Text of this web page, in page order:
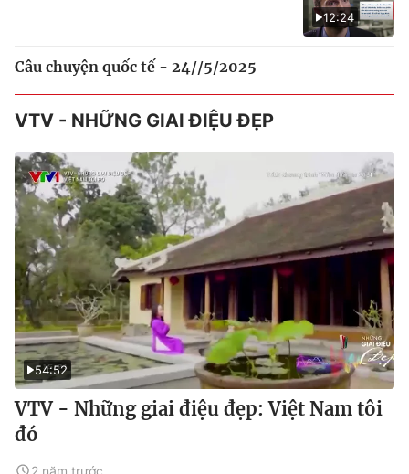
12:24
Câu chuyện quốc tế - 24//5/2025
VTV - NHỮNG GIAI ĐIỆU ĐẸP
54:52
VTV - Những giai điệu đẹp: Việt Nam tôi
đó
2 năm trước